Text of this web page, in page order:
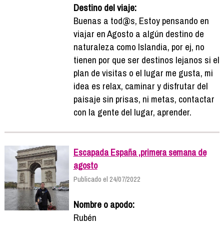
Destino del viaje:
Buenas a tod@s, Estoy pensando en
viajar en Agosto a algún destino de
naturaleza como Islandia, por ej, no
tienen por que ser destinos lejanos si el
plan de visitas o el lugar me gusta, mi
idea es relax, caminar y disfrutar del
paisaje sin prisas, ni metas, contactar
con la gente del lugar, aprender.
Escapada España ,primera semana de
agosto
Publicado el 24/07/2022
Nombre o apodo:
Rubén